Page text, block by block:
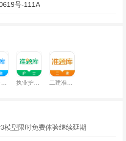
号-111A
金融考试准题库 执业护士准题库 二建准题库
模型限时免费体验继续延期